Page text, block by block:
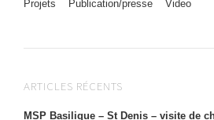
Projets
Publication/presse Video
ARTICLES RÉCENTS
MSP Basilique – St Denis – visite de